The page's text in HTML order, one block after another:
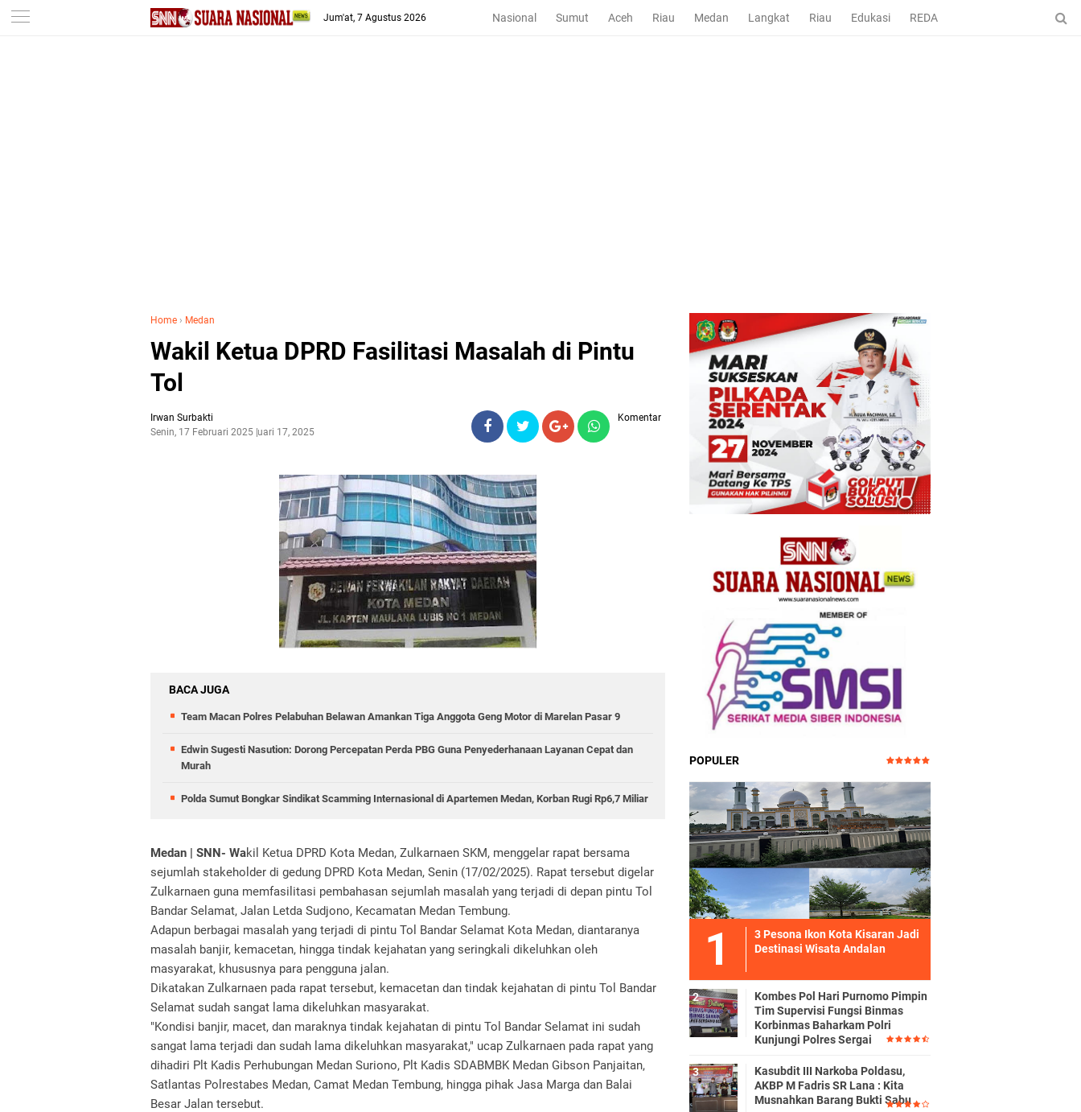
-->
Jum'at, 7 Agustus 2026 Nasional Sumut Aceh Riau Medan Langkat Riau Edukasi REDAKSI
Home › Medan
Wakil Ketua DPRD Fasilitasi Masalah di Pintu
Tol
Irwan Surbakti
Senin, 17 Februari 2025Februari 17, 2025
Komentar
BACA JUGA
Team Macan Polres Pelabuhan Belawan Amankan Tiga Anggota Geng Motor di Marelan Pasar 9
Edwin Sugesti Nasution: Dorong Percepatan Perda PBG Guna Penyederhanaan Layanan Cepat dan
Murah
Polda Sumut Bongkar Sindikat Scamming Internasional di Apartemen Medan, Korban Rugi Rp6,7 Miliar
Medan | SNN- Wakil Ketua DPRD Kota Medan, Zulkarnaen SKM, menggelar rapat bersama
sejumlah stakeholder di gedung DPRD Kota Medan, Senin (17/02/2025). Rapat tersebut digelar
Zulkarnaen guna memfasilitasi pembahasan sejumlah masalah yang terjadi di depan pintu Tol
Bandar Selamat, Jalan Letda Sudjono, Kecamatan Medan Tembung.
Adapun berbagai masalah yang terjadi di pintu Tol Bandar Selamat Kota Medan, diantaranya
masalah banjir, kemacetan, hingga tindak kejahatan yang seringkali dikeluhkan oleh
masyarakat, khususnya para pengguna jalan.
Dikatakan Zulkarnaen pada rapat tersebut, kemacetan dan tindak kejahatan di pintu Tol Bandar
Selamat sudah sangat lama dikeluhkan masyarakat.
"Kondisi banjir, macet, dan maraknya tindak kejahatan di pintu Tol Bandar Selamat ini sudah
sangat lama terjadi dan sudah lama dikeluhkan masyarakat," ucap Zulkarnaen pada rapat yang
dihadiri Plt Kadis Perhubungan Medan Suriono, Plt Kadis SDABMBK Medan Gibson Panjaitan,
Satlantas Polrestabes Medan, Camat Medan Tembung, hingga pihak Jasa Marga dan Balai
Besar Jalan tersebut.
POPULER
3 Pesona Ikon Kota Kisaran Jadi
Destinasi Wisata Andalan
Kombes Pol Hari Purnomo Pimpin
Tim Supervisi Fungsi Binmas
Korbinmas Baharkam Polri
Kunjungi Polres Sergai
Kasubdit III Narkoba Poldasu,
AKBP M Fadris SR Lana : Kita
Musnahkan Barang Bukti Sabu